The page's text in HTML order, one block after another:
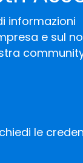
informazioni
e sul
le